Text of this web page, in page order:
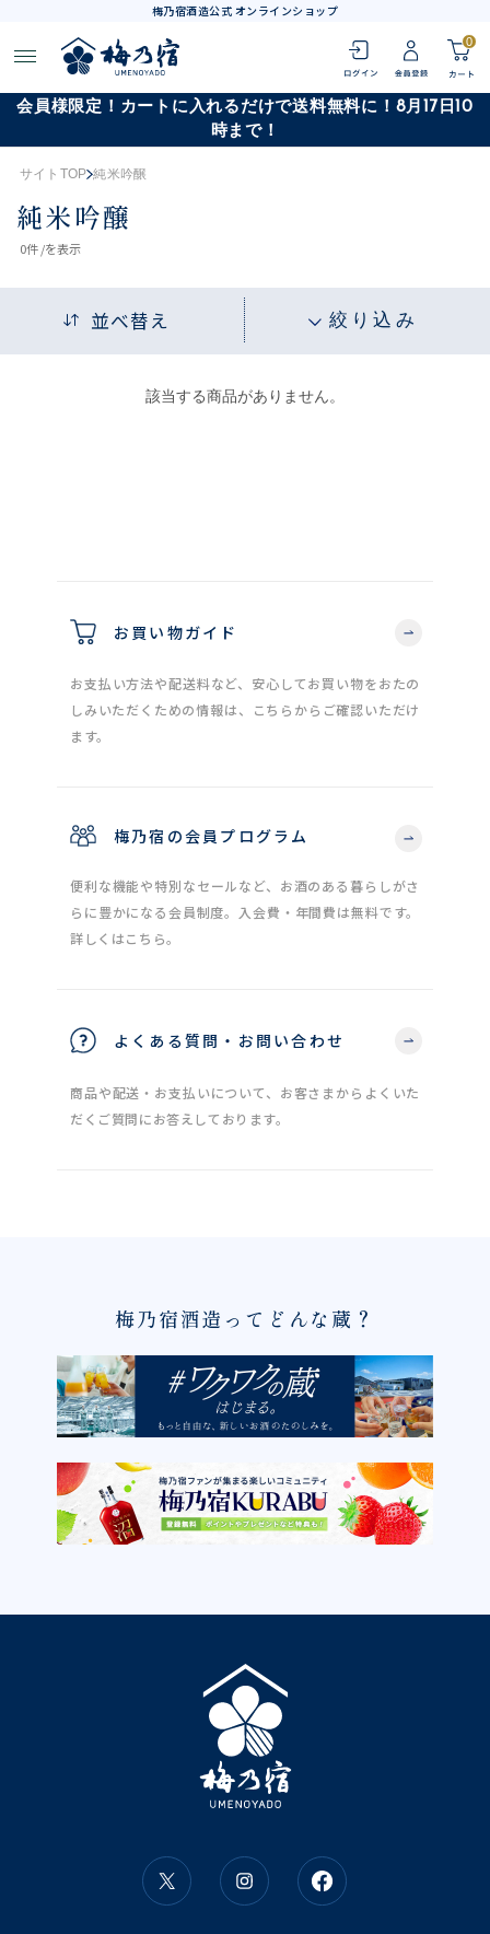
梅乃宿酒造公式 オンラインショップ
0
会員様限定！カートに入れるだけで送料無料に！8月17日10
時まで！
サイトTOP 純米吟醸
純米吟醸
0件 /を表示
並べ替え 絞り込み
該当する商品がありません。
お買い物ガイド
お支払い方法や配送料など、安心してお買い物をおたの
しみいただくための情報は、こちらからご確認いただけ
ます。
梅乃宿の会員プログラム
便利な機能や特別なセールなど、お酒のある暮らしがさ
らに豊かになる会員制度。入会費・年間費は無料です。
詳しくはこちら。
よくある質問・お問い合わせ
商品や配送・お支払いについて、お客さまからよくいた
だくご質問にお答えしております。
梅乃宿酒造ってどんな蔵？